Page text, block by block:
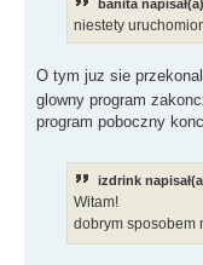
banita
niestety
O tym juz sie
glowny program
program poboczny
izdrink
Witam!
dobrym sposobem